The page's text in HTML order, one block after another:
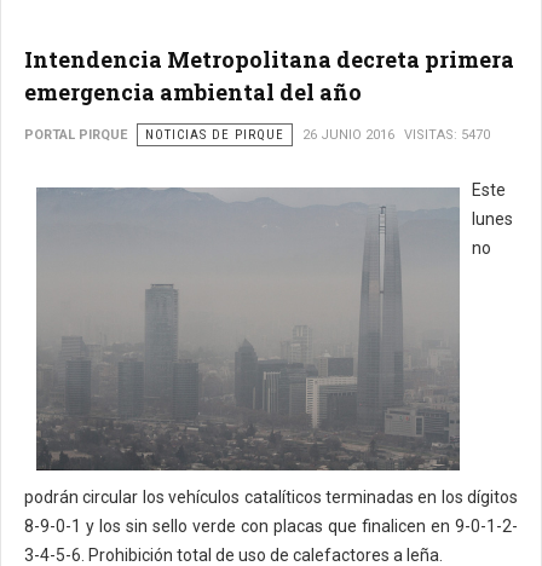
Intendencia Metropolitana decreta primera
emergencia ambiental del año
PORTAL PIRQUE NOTICIAS DE PIRQUE 26 JUNIO 2016 VISITAS: 5470
Este
lunes
no
podrán circular los vehículos catalíticos terminadas en los dígitos
8-9-0-1 y los sin sello verde con placas que finalicen en 9-0-1-2-
3-4-5-6. Prohibición total de uso de calefactores a leña.